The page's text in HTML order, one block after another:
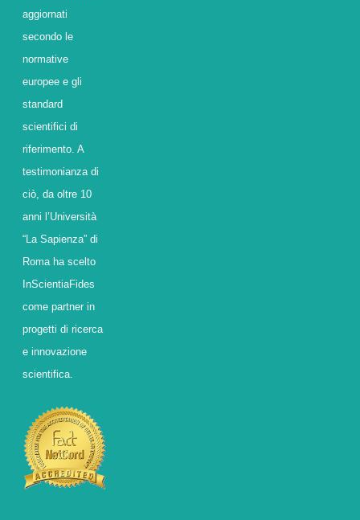
aggiornati
secondo le
normative
europee e gli
standard
scientifici di
riferimento. A
testimonianza di
ciò, da oltre 10
anni l’Università
“La Sapienza” di
Roma ha scelto
InScientiaFides
come partner in
progetti di ricerca
e innovazione
scientifica.